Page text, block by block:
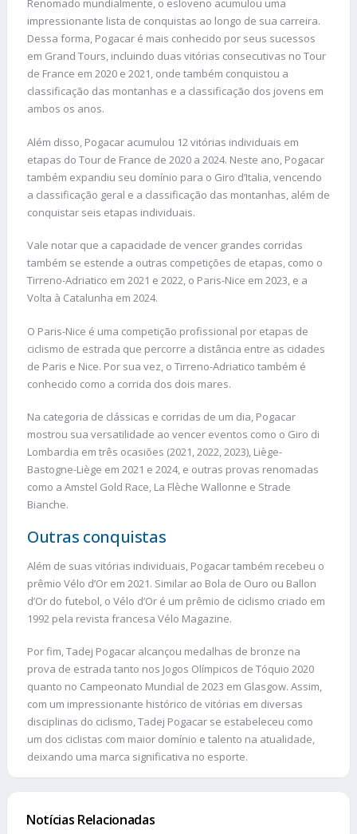
Renomado mundialmente, o esloveno acumulou uma
impressionante lista de conquistas ao longo de sua carreira.
Dessa forma, Pogacar é mais conhecido por seus sucessos
em Grand Tours, incluindo duas vitórias consecutivas no Tour
de France em 2020 e 2021, onde também conquistou a
classificação das montanhas e a classificação dos jovens em
ambos os anos.
Além disso, Pogacar acumulou 12 vitórias individuais em
etapas do Tour de France de 2020 a 2024. Neste ano, Pogacar
também expandiu seu domínio para o Giro d’Italia, vencendo
a classificação geral e a classificação das montanhas, além de
conquistar seis etapas individuais.
Vale notar que a capacidade de vencer grandes corridas
também se estende a outras competições de etapas, como o
Tirreno-Adriatico em 2021 e 2022, o Paris-Nice em 2023, e a
Volta à Catalunha em 2024.
O Paris-Nice é uma competição profissional por etapas de
ciclismo de estrada que percorre a distância entre as cidades
de Paris e Nice. Por sua vez, o Tirreno-Adriatico também é
conhecido como a corrida dos dois mares.
Na categoria de clássicas e corridas de um dia, Pogacar
mostrou sua versatilidade ao vencer eventos como o Giro di
Lombardia em três ocasiões (2021, 2022, 2023), Liège-
Bastogne-Liège em 2021 e 2024, e outras provas renomadas
como a Amstel Gold Race, La Flèche Wallonne e Strade
Bianche.
Outras conquistas
Além de suas vitórias individuais, Pogacar também recebeu o
prêmio Vélo d’Or em 2021. Similar ao Bola de Ouro ou Ballon
d’Or do futebol, o Vélo d’Or é um prêmio de ciclismo criado em
1992 pela revista francesa Vélo Magazine.
Por fim, Tadej Pogacar alcançou medalhas de bronze na
prova de estrada tanto nos Jogos Olímpicos de Tóquio 2020
quanto no Campeonato Mundial de 2023 em Glasgow. Assim,
com um impressionante histórico de vitórias em diversas
disciplinas do ciclismo, Tadej Pogacar se estabeleceu como
um dos ciclistas com maior domínio e talento na atualidade,
deixando uma marca significativa no esporte.
Notícias Relacionadas